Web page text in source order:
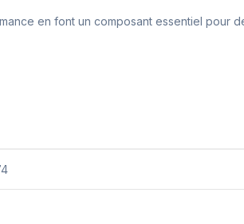
en font un composant essentiel pour